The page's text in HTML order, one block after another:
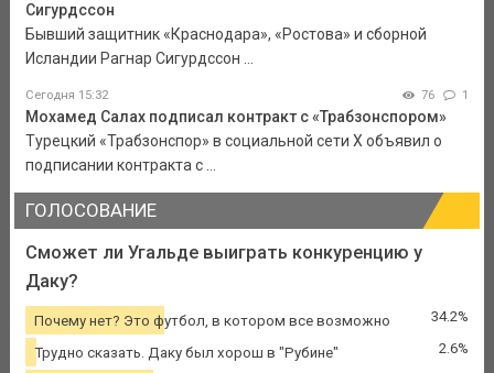
Сигурдссон
Бывший защитник «Краснодара», «Ростова» и сборной
Исландии Рагнар Сигурдссон ...
Сегодня 15:32 76 1
Мохамед Салах подписал контракт с «Трабзонспором»
Турецкий «Трабзонспор» в социальной сети Х объявил о
подписании контракта с ...
ГОЛОСОВАНИЕ
Сможет ли Угальде выиграть конкуренцию у
Даку?
Почему нет? Это футбол, в котором все возможно 34.2%
Трудно сказать. Даку был хорош в "Рубине" 2.6%